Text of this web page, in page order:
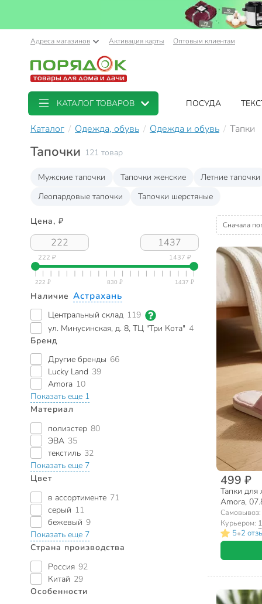
Адреса магазинов Активация карты Оптовым клиентам
КАТАЛОГ ТОВАРОВ ПОСУДА
Каталог Одежда, обувь Одежда и обувь Тапки
Тапочки 121 товар
Мужские тапочки Тапочки женские Летние тапочки
Леопардовые тапочки
Тапочки шерстяные
Цена, ₽
222 ₽ 1437 ₽
Наличие Астрахань
Центральный склад 119
ул. Минусинская, д. 8, ТЦ "Три Кота" 4
Бренд
Другие бренды 66
Lucky Land 39
Amora 10
Показать еще 1
Материал
полиэстер 80
ЭВА 35
текстиль 32
Показать еще 7
Цвет
в ассортименте 71
серый 11
бежевый 9
Показать еще 7
Страна производства
Россия 92
Китай 29
Особенности
Сначала
499 ₽
Тапки для
Amora,
Самовывоз:
Курьером:
5•2